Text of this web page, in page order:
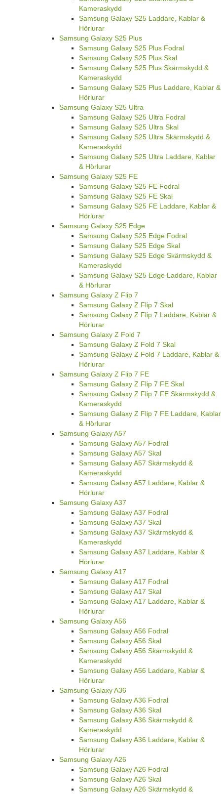
Kameraskydd
Samsung Galaxy S25 Laddare, Kablar &
Hörlurar
Samsung Galaxy S25 Plus
Samsung Galaxy S25 Plus Fodral
Samsung Galaxy S25 Plus Skal
Samsung Galaxy S25 Plus Skärmskydd &
Kameraskydd
Samsung Galaxy S25 Plus Laddare, Kablar &
Hörlurar
Samsung Galaxy S25 Ultra
Samsung Galaxy S25 Ultra Fodral
Samsung Galaxy S25 Ultra Skal
Samsung Galaxy S25 Ultra Skärmskydd &
Kameraskydd
Samsung Galaxy S25 Ultra Laddare, Kablar
& Hörlurar
Samsung Galaxy S25 FE
Samsung Galaxy S25 FE Fodral
Samsung Galaxy S25 FE Skal
Samsung Galaxy S25 FE Laddare, Kablar &
Hörlurar
Samsung Galaxy S25 Edge
Samsung Galaxy S25 Edge Fodral
Samsung Galaxy S25 Edge Skal
Samsung Galaxy S25 Edge Skärmskydd &
Kameraskydd
Samsung Galaxy S25 Edge Laddare, Kablar
& Hörlurar
Samsung Galaxy Z Flip 7
Samsung Galaxy Z Flip 7 Skal
Samsung Galaxy Z Flip 7 Laddare, Kablar &
Hörlurar
Samsung Galaxy Z Fold 7
Samsung Galaxy Z Fold 7 Skal
Samsung Galaxy Z Fold 7 Laddare, Kablar &
Hörlurar
Samsung Galaxy Z Flip 7 FE
Samsung Galaxy Z Flip 7 FE Skal
Samsung Galaxy Z Flip 7 FE Skärmskydd &
Kameraskydd
Samsung Galaxy Z Flip 7 FE Laddare, Kablar
& Hörlurar
Samsung Galaxy A57
Samsung Galaxy A57 Fodral
Samsung Galaxy A57 Skal
Samsung Galaxy A57 Skärmskydd &
Kameraskydd
Samsung Galaxy A57 Laddare, Kablar &
Hörlurar
Samsung Galaxy A37
Samsung Galaxy A37 Fodral
Samsung Galaxy A37 Skal
Samsung Galaxy A37 Skärmskydd &
Kameraskydd
Samsung Galaxy A37 Laddare, Kablar &
Hörlurar
Samsung Galaxy A17
Samsung Galaxy A17 Fodral
Samsung Galaxy A17 Skal
Samsung Galaxy A17 Laddare, Kablar &
Hörlurar
Samsung Galaxy A56
Samsung Galaxy A56 Fodral
Samsung Galaxy A56 Skal
Samsung Galaxy A56 Skärmskydd &
Kameraskydd
Samsung Galaxy A56 Laddare, Kablar &
Hörlurar
Samsung Galaxy A36
Samsung Galaxy A36 Fodral
Samsung Galaxy A36 Skal
Samsung Galaxy A36 Skärmskydd &
Kameraskydd
Samsung Galaxy A36 Laddare, Kablar &
Hörlurar
Samsung Galaxy A26
Samsung Galaxy A26 Fodral
Samsung Galaxy A26 Skal
Samsung Galaxy A26 Skärmskydd &